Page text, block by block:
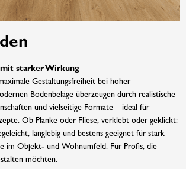
mit starker Wirkung
Gestaltungsfreiheit bei hoher
Bodenbeläge überzeugen durch realistische
und vielseitige Formate – ideal für
Ob Planke oder Fliese, verklebt oder geklickt:
langlebig und bestens geeignet für stark
im Objekt- und Wohnumfeld. Für Profis, die
möchten.